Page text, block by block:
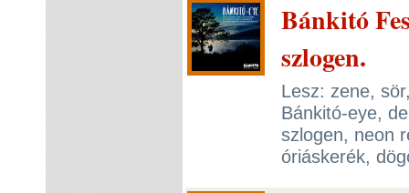
Bánkitó
szlogen.
Lesz: zene,
Bánkitó-eye,
szlogen, neon
óriáskerék,